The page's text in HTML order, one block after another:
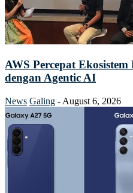
AWS Percepat
dengan Agentic AI
News Galing - August 6, 2026